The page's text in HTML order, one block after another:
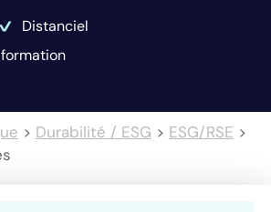
Distanciel
> Durabilité / ESG > ESG/RSE >